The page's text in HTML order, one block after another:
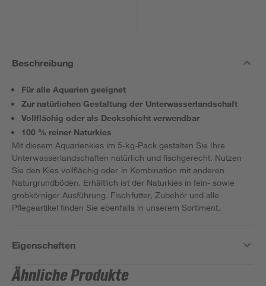
Beschreibung
Für alle Aquarien geeignet
Zur natürlichen Gestaltung der Unterwasserlandschaft
Vollflächig oder als Deckschicht verwendbar
100 % reiner Naturkies
Mit diesem Aquarienkies im 5-kg-Pack gestalten Sie Ihre
Unterwasserlandschaften natürlich und fischgerecht. Nutzen
Sie den Kies vollflächig oder in Kombination mit anderen
Naturgrundböden. Erhältlich ist der Naturkies in fein- sowie
grobkörniger Ausführung. Fischfutter, Zubehör und alle
Pflegeartikel finden Sie ebenfalls in unserem Sortiment.
Eigenschaften
Ähnliche Produkte